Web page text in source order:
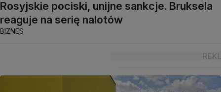
Rosyjskie pociski, unijne sankcje. Bruksela
reaguje na serię nalotów
BIZNES